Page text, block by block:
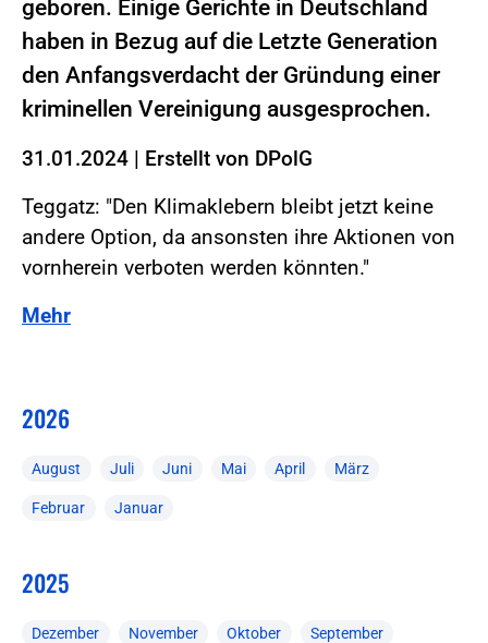
geboren. Einige Gerichte in Deutschland
haben in Bezug auf die Letzte Generation
den Anfangsverdacht der Gründung einer
kriminellen Vereinigung ausgesprochen.
31.01.2024 | Erstellt von DPolG
Teggatz: "Den Klimaklebern bleibt jetzt keine
andere Option, da ansonsten ihre Aktionen von
vornherein verboten werden könnten."
Mehr
2026
August Juli Juni Mai April März
Februar Januar
2025
Dezember November Oktober September